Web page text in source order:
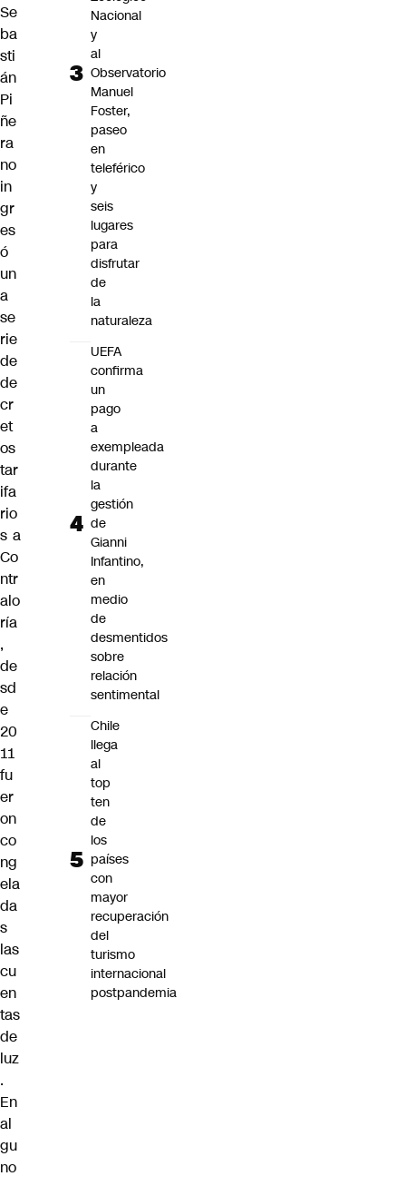
Se
ba
sti
án
Pi
ñe
ra
no
in
gr
es
ó
un
a
se
rie
de
de
cr
et
os
tar
ifa
rio
s a
Co
ntr
alo
ría
,
de
sd
e
20
11
fu
er
on
co
ng
ela
da
s
las
cu
en
tas
de
luz
.
En
al
gu
no
Nacional
y
al
Observatorio
Manuel
Foster,
paseo
en
teleférico
y
seis
lugares
para
disfrutar
de
la
naturaleza
UEFA
confirma
un
pago
a
exempleada
durante
la
gestión
de
Gianni
Infantino,
en
medio
de
desmentidos
sobre
relación
sentimental
Chile
llega
al
top
ten
de
los
países
con
mayor
recuperación
del
turismo
internacional
postpandemia